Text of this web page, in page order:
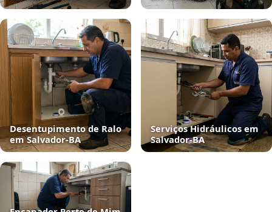
Desentupimento de Ralo
em Salvador‑BA
Serviços Hidráulicos em
Salvador‑BA